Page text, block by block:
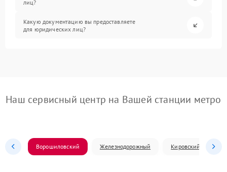
лиц?
Какую документацию вы предоставляете
для юридических лиц?
Наш сервисный центр на Вашей станции метро
Ворошиловский Железнодорожный Кировский